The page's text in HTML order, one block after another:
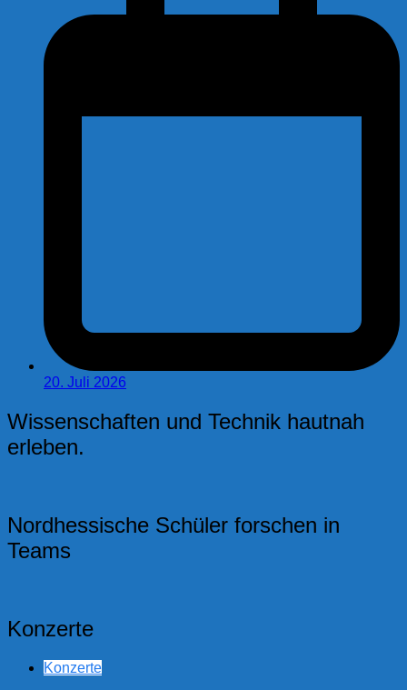
20. Juli 2026
Wissenschaften und Technik hautnah
erleben.
Nordhessische Schüler forschen in
Teams
Konzerte
Konzerte